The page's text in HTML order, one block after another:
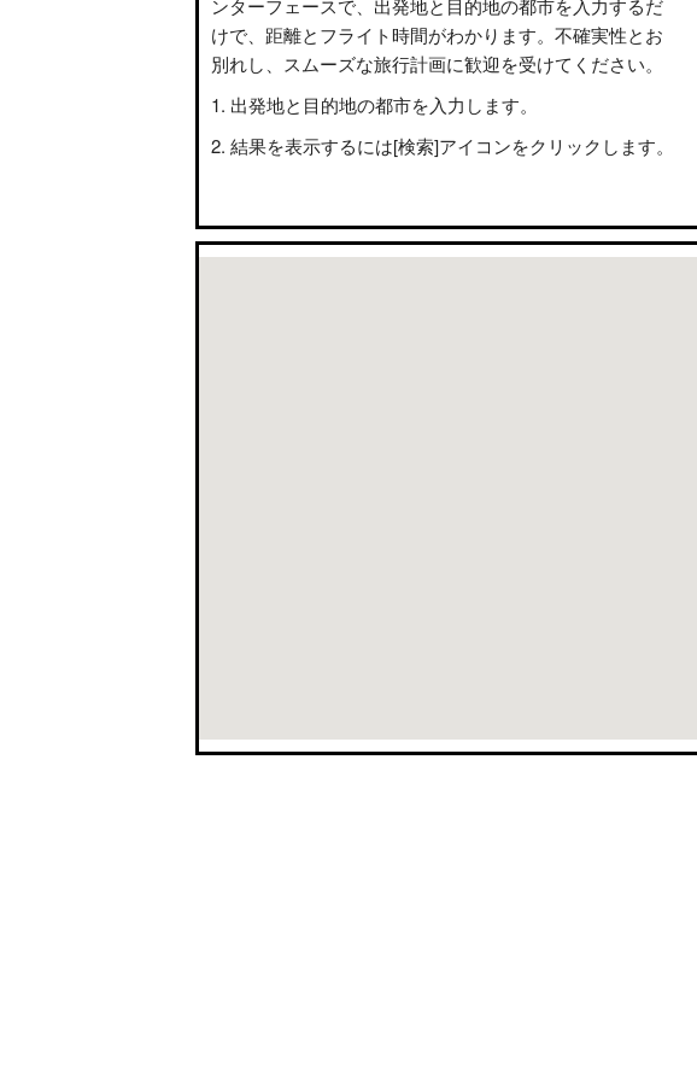
ンターフェースで、出発地と目的地の都市を入力するだ
けで、距離とフライト時間がわかります。不確実性とお
別れし、スムーズな旅行計画に歓迎を受けてください。
出発地と目的地の都市を入力します。
結果を表示するには[検索]アイコンをクリックします。